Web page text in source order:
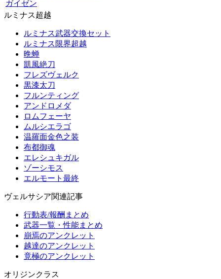
ガイゼン
ルミナス超越
ルミナス武器交換セット
ルミナス限界超越
晩蝉
凱風絶刀
フレズヴェルク
黒漆太刀
フルンティング
アンドロメダ
ロムフェーヤ
ムルシエラゴ
温羅面金色之装
布都御魂
エレシュキガル
ゾーシモス
エルモート最終
ヴェルサシア関連記事
行動表/報酬まとめ
武器一覧・性能まとめ
崩焉のアンクレット
越達のアンクレット
竟極のアンクレット
オリジンクラス